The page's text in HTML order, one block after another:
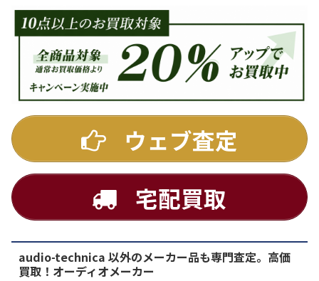
DA7000ES アンプ
買取価格：お問合せください
DENON
PMA-1500AE プリメインアンプ
ウェブ査定
宅配買取
audio-technica 以外のメーカー品も専門査定。高価
買取！オーディオメーカー